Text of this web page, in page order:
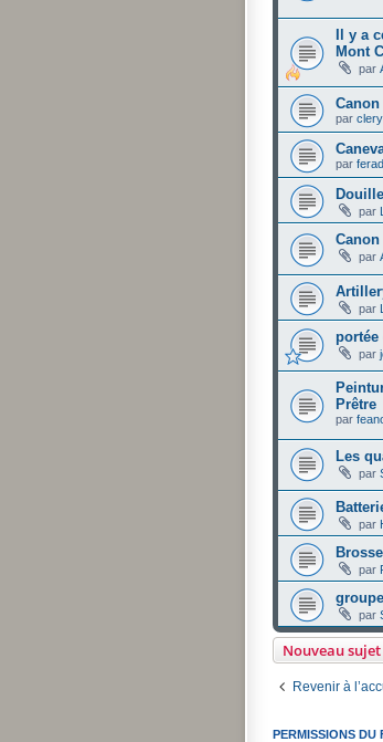
Il y a
Mont
par
par clery
par
par
par
par
portée
par
Prêtre
par
Les
par
par
par
par
Nouveau sujet
Revenir à
PERMISSIONS DU